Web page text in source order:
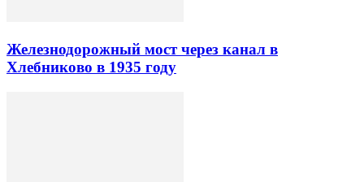
Железнодорожный мост через канал в
Хлебниково в 1935 году